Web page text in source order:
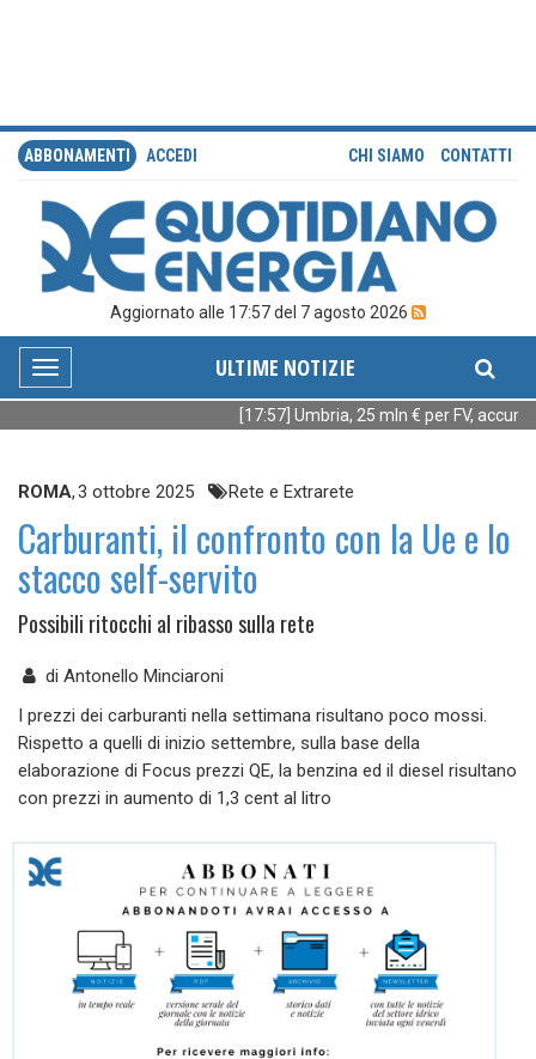
ABBONAMENTI ACCEDI CHI SIAMO CONTATTI
Aggiornato alle 17:57 del 7 agosto 2026
Toggle
navigation
ULTIME NOTIZIE
[17:57] Umbria, 25 mln € per FV,
ROMA,3 ottobre 2025 Rete e Extrarete
Carburanti, il confronto con la Ue e lo
stacco self-servito
Possibili ritocchi al ribasso sulla rete
diAntonello Minciaroni
I prezzi dei carburanti nella settimana risultano poco mossi.
Rispetto a quelli di inizio settembre, sulla base della
elaborazione di Focus prezzi QE, la benzina ed il diesel risultano
con prezzi in aumento di 1,3 cent al litro